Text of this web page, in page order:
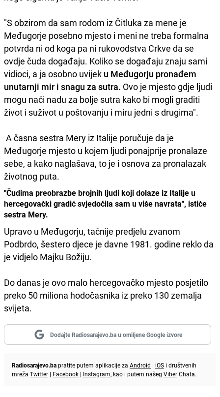
"S obzirom da sam rodom iz Čitluka za mene je
Međugorje posebno mjesto i meni ne treba formalna
potvrda ni od koga pa ni rukovodstva Crkve da se
ovdje čuda događaju. Koliko se događaju znaju sami
vidioci, a ja osobno uvijek u Međugorju pronađem
unutarnji mir i snagu za sutra. Ovo je mjesto gdje ljudi
mogu naći nadu za bolje sutra kako bi mogli graditi
život i suživot u poštovanju i miru jedni s drugima".
A časna sestra Mery iz Italije poručuje da je
Međugorje mjesto u kojem ljudi ponajprije pronalaze
sebe, a kako naglašava, to je i osnova za pronalazak
životnog puta.
"Čudima preobrazbe brojnih ljudi koji dolaze iz Italije u
hercegovački gradić svjedočila sam u više navrata", ističe
sestra Mery.
Upravo u Međugorju, tačnije predjelu zvanom
Podbrdo, šestero djece je davne 1981. godine reklo da
je vidjelo Majku Božiju.
Do danas je ovo malo hercegovačko mjesto posjetilo
preko 50 miliona hodočasnika iz preko 130 zemalja
svijeta.
Dodajte Radiosarajevo.ba u omiljene Google izvore
Radiosarajevo.bapratite putem aplikacije za Android | iOS i društvenih
mreža Twitter | Facebook | Instagram, kao i putem našeg ViberChata.